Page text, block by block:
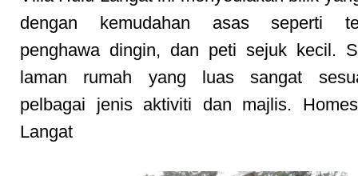
dengan kemudahan asas seperti
penghawa dingin, dan peti sejuk kecil.
laman rumah yang luas sangat
pelbagai jenis aktiviti dan majlis.
Langat